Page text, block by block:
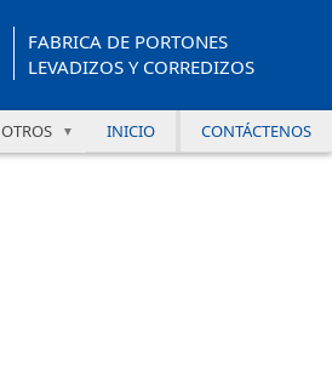
FABRICA DE PORTONES
LEVADIZOS Y CORREDIZOS
OTROS ▼ INICIO CONTÁCTENOS